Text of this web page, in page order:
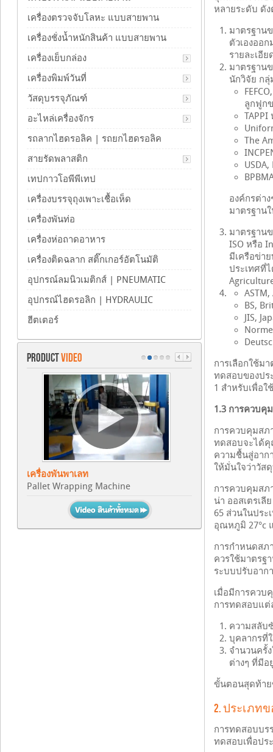
หลายระดับ ดั
มาตรฐาน
ตัวเองออ
รายละเอี
มาตรฐาน
นักวิจัย กลุ่
ลูกฟูก
The
องค์กรต่า
มาตรฐาน
มาตรฐาน
ISO หรือ
มีเครือข่า
ประเทศที่
BS,
JIS,
การเลือกใช้ม
ทดสอบของปร
1 สำหรับเพื่อใ
1.3 การควบคุ
การควบคุมสภ
ทดสอบจะได้คุ
ความชื้นสู่อาก
ให้มั่นใจว่าวัส
การควบคุมสภ
น่า ออสเตรเ
65 ส่วนในปร
อุณหภูมิ 27°c
การกำหนดสภ
ควรใช้มาตรฐ
ระบบปรับอาก
เมื่อมีการควบ
การทดสอบแ
ความสลับ
บุคลากรที่
จำนวนครั้
ต่างๆ ที่มีอ
ขั้นตอนสุดท้าย
2. ประเภท
การทดสอบบร
ทดสอบเพื่อปร
เครื่องตรวจจับโลหะ แบบสายพาน
เครื่องชั่งน้ำหนักสินค้า แบบสายพาน
เครื่องเย็บกล่อง
เครื่องพิมพ์วันที่
วัสดุบรรจุภัณฑ์
อะไหล่เครื่องจักร
รถลากไฮดรอลิค | รถยกไฮดรอลิค
สายรัดพลาสติก
เทปกาวโอพีพีเทป
เครื่องบรรจุถุงเพาะเชื้อเห็ด
เครื่องพันท่อ
เครื่องห่อถาดอาหาร
เครื่องติดฉลาก สติ๊กเกอร์อัตโนมัติ
อุปกรณ์ลมนิวเมติกส์ | PNEUMATIC
อุปกรณ์ไฮดรอลิก | HYDRAULIC
ฮีตเตอร์
PRODUCTVIDEO
เครื่องพันพาเลท
Pallet Wrapping Machine